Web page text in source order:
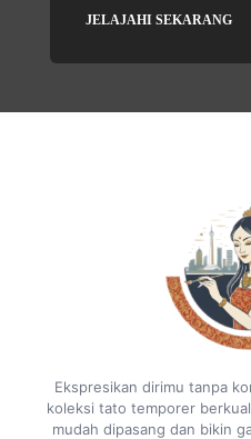
JELAJAHI SEKARANG
Ekspresikan dirimu tanpa
koleksi tato temporer
mudah dipasang dan bikin